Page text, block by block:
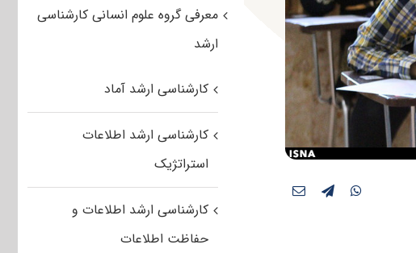
معرفی گروه علوم انسانی کارشناسی
ارشد
کارشناسی ارشد آماد
کارشناسی ارشد اطلاعات
استراتژیک
کارشناسی ارشد اطلاعات و
حفاظت اطلاعات